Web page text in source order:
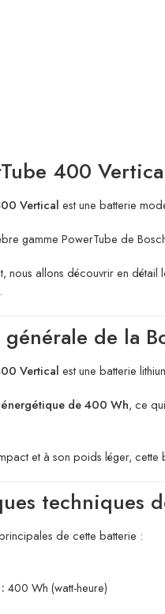
400
Vertical est une batterie
gamme PowerTube de
nous allons découvrir en détail
de la
Vertical est une batterie
de 400 Wh, ce
et à son poids léger, cette
techniques
de cette batterie :
400 Wh (watt-heure)